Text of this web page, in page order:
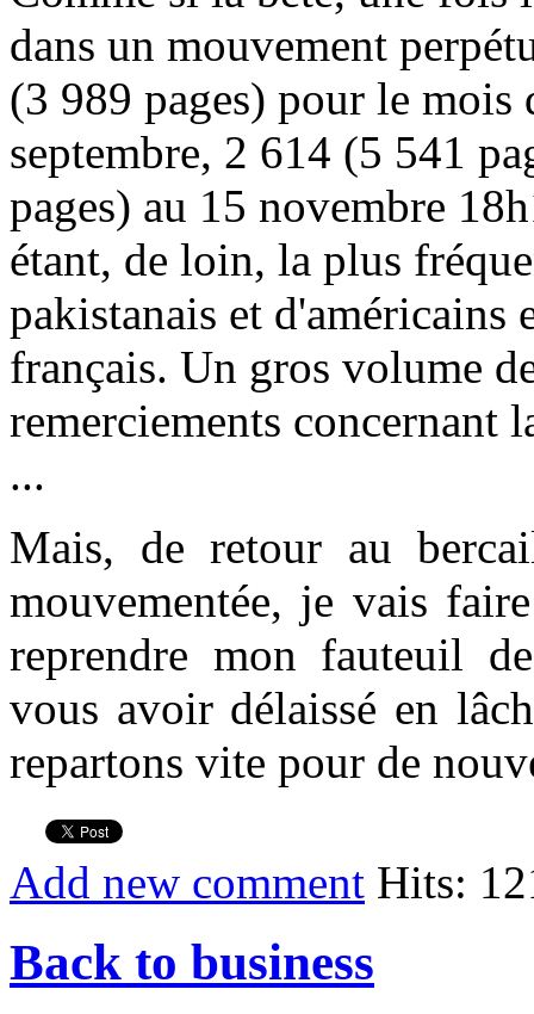
dans un mouvement
(3 989 pages) pour le
septembre, 2 614 (5 541
pages) au 15 novembre
étant, de loin, la plus
pakistanais et d'américains
français. Un gros volume
remerciements concernant
...
Mais, de retour au
mouvementée, je vais
reprendre mon fauteuil
vous avoir délaissé en
repartons vite pour de
Add new comment Hits:
Back to business